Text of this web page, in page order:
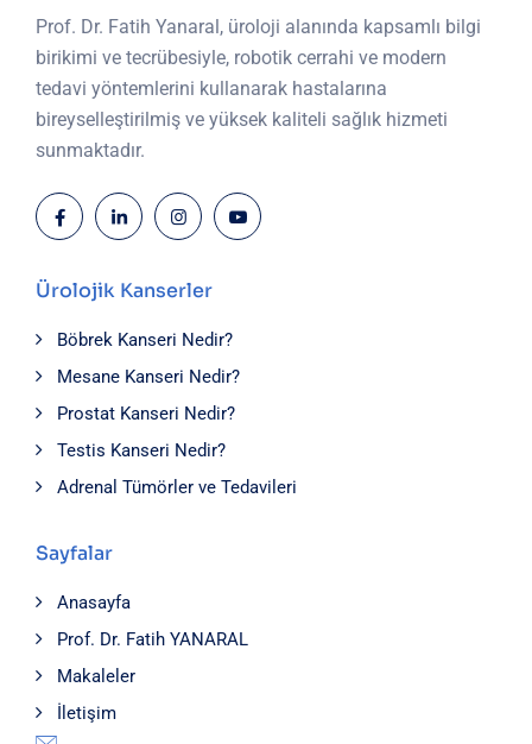
Prof. Dr. Fatih Yanaral, üroloji alanında kapsamlı bilgi
birikimi ve tecrübesiyle, robotik cerrahi ve modern
tedavi yöntemlerini kullanarak hastalarına
bireyselleştirilmiş ve yüksek kaliteli sağlık hizmeti
sunmaktadır.
Ürolojik Kanserler
Böbrek Kanseri Nedir?
Mesane Kanseri Nedir?
Prostat Kanseri Nedir?
Testis Kanseri Nedir?
Adrenal Tümörler ve Tedavileri
Sayfalar
Anasayfa
Prof. Dr. Fatih YANARAL
Makaleler
İletişim